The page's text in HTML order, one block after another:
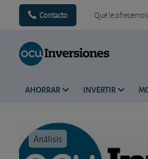
Contacto Qué le ofrecemos
AHORRAR INVERTIR
Análisis